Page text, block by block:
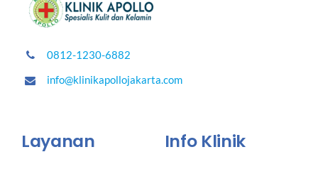
0812-1230-6882
info@klinikapollojakarta.com
Layanan Info Klinik